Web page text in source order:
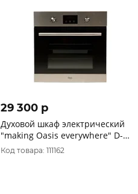
29 300 p
Духовой шкаф электрический
"making Oasis everywhere" D-
MSN
Код товара: 111162